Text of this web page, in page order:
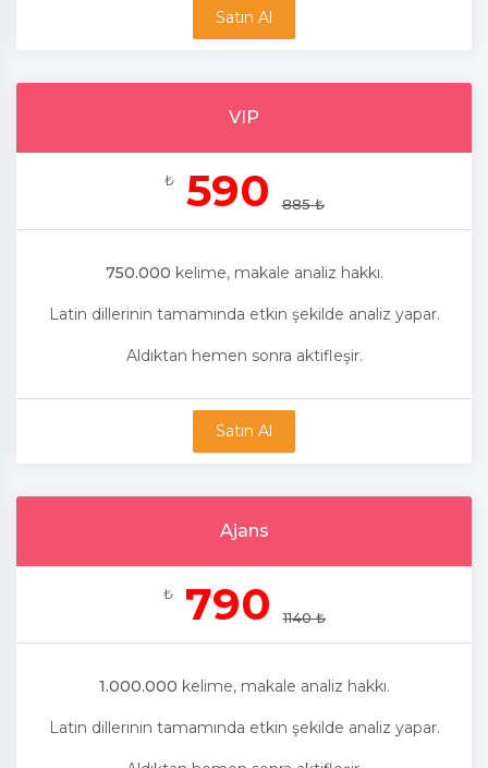
Satın Al
VIP
₺ 590 885 ₺
750.000 kelime, makale analiz hakkı.
Latin dillerinin tamamında etkin şekilde analiz yapar.
Aldıktan hemen sonra aktifleşir.
Satın Al
Ajans
₺ 790 1140 ₺
1.000.000 kelime, makale analiz hakkı.
Latin dillerinin tamamında etkin şekilde analiz yapar.